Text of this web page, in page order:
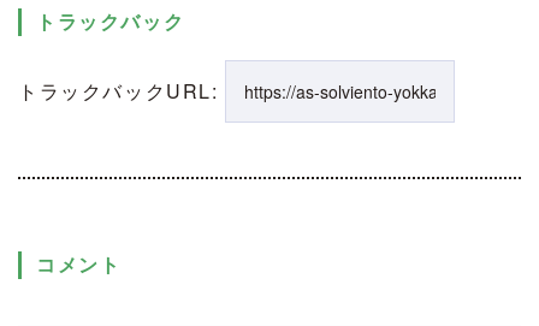
トラックバック
トラックバックURL:
コメント